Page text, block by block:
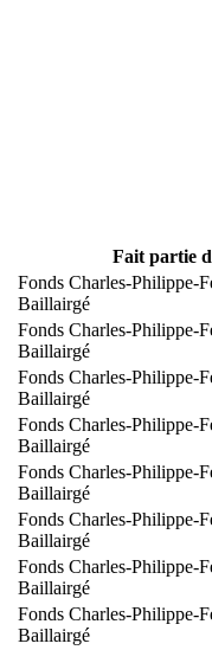
Fait partie
Fonds Charles-Philippe-
Baillairgé
Fonds Charles-Philippe-
Baillairgé
Fonds Charles-Philippe-
Baillairgé
Fonds Charles-Philippe-
Baillairgé
Fonds Charles-Philippe-
Baillairgé
Fonds Charles-Philippe-
Baillairgé
Fonds Charles-Philippe-
Baillairgé
Fonds Charles-Philippe-
Baillairgé